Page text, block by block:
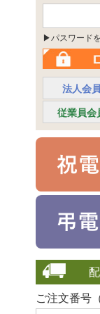
▶パスワード
法人会
従業員会
ご注文番号